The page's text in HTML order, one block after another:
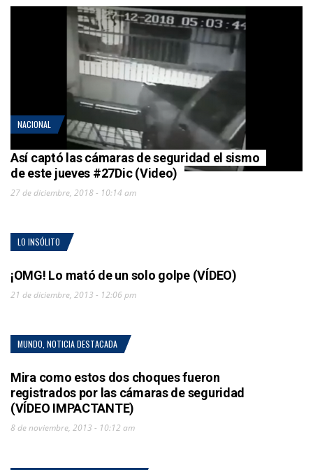
NACIONAL
Así captó las cámaras de seguridad el sismo
de este jueves #27Dic (Video)
27 de diciembre, 2018 - 10:14 am
LO INSÓLITO
¡OMG! Lo mató de un solo golpe (VÍDEO)
21 de diciembre, 2013 - 12:06 pm
MUNDO NOTICIA DESTACADA
Mira como estos dos choques fueron
registrados por las cámaras de seguridad
(VÍDEO IMPACTANTE)
8 de noviembre, 2013 - 10:12 am